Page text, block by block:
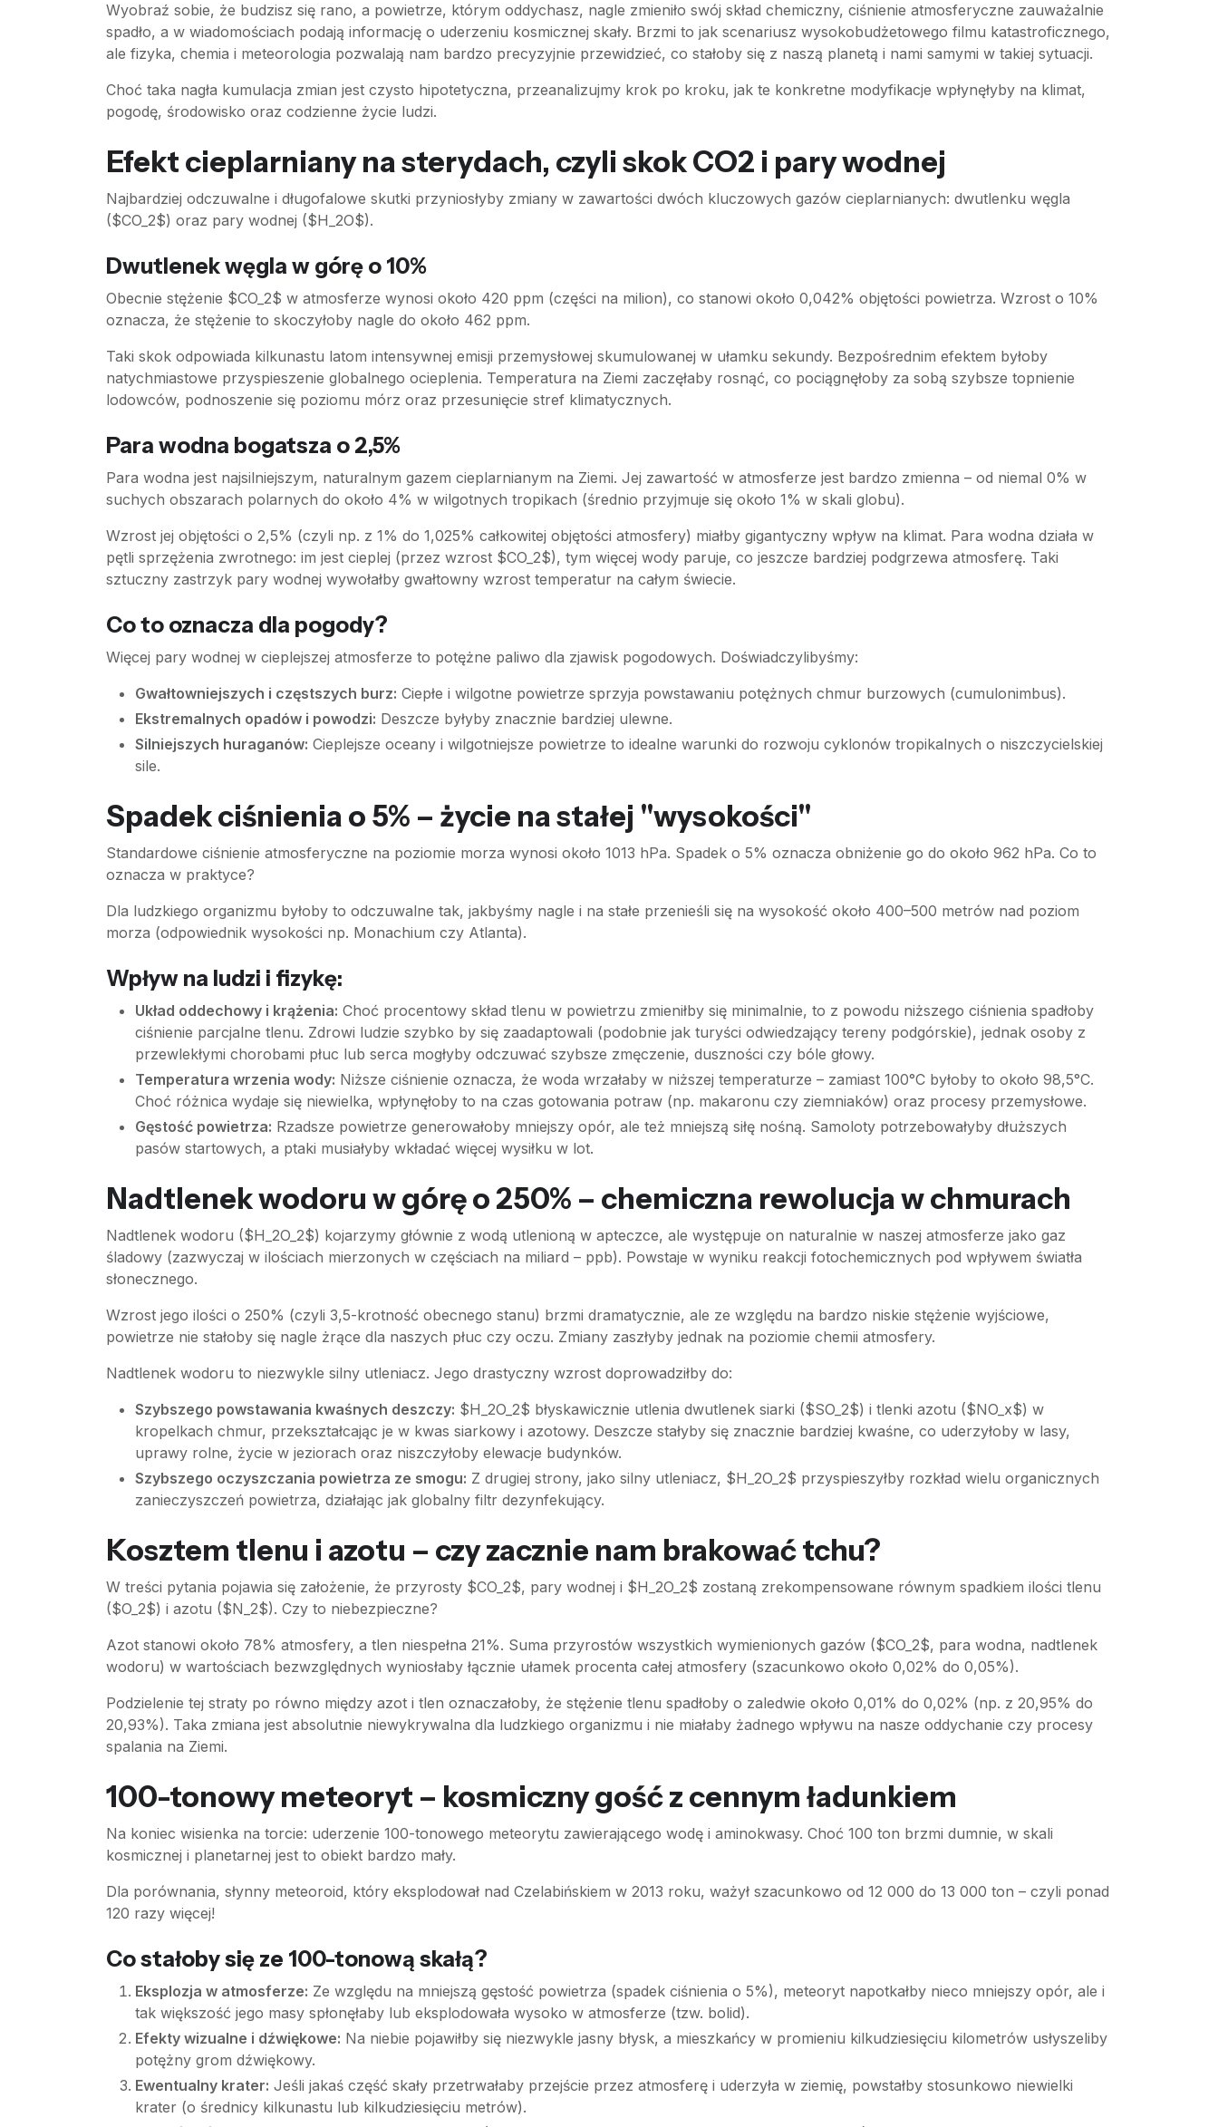
Wyobraź sobie, że budzisz się rano, a powietrze, którym oddychasz, nagle zmieniło swój skład chemiczny, ciśnienie atmosferyczne zauważalnie
spadło, a w wiadomościach podają informację o uderzeniu kosmicznej skały. Brzmi to jak scenariusz wysokobudżetowego filmu katastroficznego,
ale fizyka, chemia i meteorologia pozwalają nam bardzo precyzyjnie przewidzieć, co stałoby się z naszą planetą i nami samymi w takiej sytuacji.
Choć taka nagła kumulacja zmian jest czysto hipotetyczna, przeanalizujmy krok po kroku, jak te konkretne modyfikacje wpłynęłyby na klimat,
pogodę, środowisko oraz codzienne życie ludzi.
Efekt cieplarniany na sterydach, czyli skok CO2 i pary wodnej
Najbardziej odczuwalne i długofalowe skutki przyniosłyby zmiany w zawartości dwóch kluczowych gazów cieplarnianych: dwutlenku węgla
($CO_2$) oraz pary wodnej ($H_2O$).
Dwutlenek węgla w górę o 10%
Obecnie stężenie $CO_2$ w atmosferze wynosi około 420 ppm (części na milion), co stanowi około 0,042% objętości powietrza. Wzrost o 10%
oznacza, że stężenie to skoczyłoby nagle do około 462 ppm.
Taki skok odpowiada kilkunastu latom intensywnej emisji przemysłowej skumulowanej w ułamku sekundy. Bezpośrednim efektem byłoby
natychmiastowe przyspieszenie globalnego ocieplenia. Temperatura na Ziemi zaczęłaby rosnąć, co pociągnęłoby za sobą szybsze topnienie
lodowców, podnoszenie się poziomu mórz oraz przesunięcie stref klimatycznych.
Para wodna bogatsza o 2,5%
Para wodna jest najsilniejszym, naturalnym gazem cieplarnianym na Ziemi. Jej zawartość w atmosferze jest bardzo zmienna – od niemal 0% w
suchych obszarach polarnych do około 4% w wilgotnych tropikach (średnio przyjmuje się około 1% w skali globu).
Wzrost jej objętości o 2,5% (czyli np. z 1% do 1,025% całkowitej objętości atmosfery) miałby gigantyczny wpływ na klimat. Para wodna działa w
pętli sprzężenia zwrotnego: im jest cieplej (przez wzrost $CO_2$), tym więcej wody paruje, co jeszcze bardziej podgrzewa atmosferę. Taki
sztuczny zastrzyk pary wodnej wywołałby gwałtowny wzrost temperatur na całym świecie.
Co to oznacza dla pogody?
Więcej pary wodnej w cieplejszej atmosferze to potężne paliwo dla zjawisk pogodowych. Doświadczylibyśmy:
Gwałtowniejszych i częstszych burz: Ciepłe i wilgotne powietrze sprzyja powstawaniu potężnych chmur burzowych (cumulonimbus).
Ekstremalnych opadów i powodzi: Deszcze byłyby znacznie bardziej ulewne.
Silniejszych huraganów: Cieplejsze oceany i wilgotniejsze powietrze to idealne warunki do rozwoju cyklonów tropikalnych o niszczycielskiej
sile.
Spadek ciśnienia o 5% – życie na stałej "wysokości"
Standardowe ciśnienie atmosferyczne na poziomie morza wynosi około 1013 hPa. Spadek o 5% oznacza obniżenie go do około 962 hPa. Co to
oznacza w praktyce?
Dla ludzkiego organizmu byłoby to odczuwalne tak, jakbyśmy nagle i na stałe przenieśli się na wysokość około 400–500 metrów nad poziom
morza (odpowiednik wysokości np. Monachium czy Atlanta).
Wpływ na ludzi i fizykę:
Układ oddechowy i krążenia: Choć procentowy skład tlenu w powietrzu zmieniłby się minimalnie, to z powodu niższego ciśnienia spadłoby
ciśnienie parcjalne tlenu. Zdrowi ludzie szybko by się zaadaptowali (podobnie jak turyści odwiedzający tereny podgórskie), jednak osoby z
przewlekłymi chorobami płuc lub serca mogłyby odczuwać szybsze zmęczenie, duszności czy bóle głowy.
Temperatura wrzenia wody: Niższe ciśnienie oznacza, że woda wrzałaby w niższej temperaturze – zamiast 100°C byłoby to około 98,5°C.
Choć różnica wydaje się niewielka, wpłynęłoby to na czas gotowania potraw (np. makaronu czy ziemniaków) oraz procesy przemysłowe.
Gęstość powietrza: Rzadsze powietrze generowałoby mniejszy opór, ale też mniejszą siłę nośną. Samoloty potrzebowałyby dłuższych
pasów startowych, a ptaki musiałyby wkładać więcej wysiłku w lot.
Nadtlenek wodoru w górę o 250% – chemiczna rewolucja w chmurach
Nadtlenek wodoru ($H_2O_2$) kojarzymy głównie z wodą utlenioną w apteczce, ale występuje on naturalnie w naszej atmosferze jako gaz
śladowy (zazwyczaj w ilościach mierzonych w częściach na miliard – ppb). Powstaje w wyniku reakcji fotochemicznych pod wpływem światła
słonecznego.
Wzrost jego ilości o 250% (czyli 3,5-krotność obecnego stanu) brzmi dramatycznie, ale ze względu na bardzo niskie stężenie wyjściowe,
powietrze nie stałoby się nagle żrące dla naszych płuc czy oczu. Zmiany zaszłyby jednak na poziomie chemii atmosfery.
Nadtlenek wodoru to niezwykle silny utleniacz. Jego drastyczny wzrost doprowadziłby do:
Szybszego powstawania kwaśnych deszczy: $H_2O_2$ błyskawicznie utlenia dwutlenek siarki ($SO_2$) i tlenki azotu ($NO_x$) w
kropelkach chmur, przekształcając je w kwas siarkowy i azotowy. Deszcze stałyby się znacznie bardziej kwaśne, co uderzyłoby w lasy,
uprawy rolne, życie w jeziorach oraz niszczyłoby elewacje budynków.
Szybszego oczyszczania powietrza ze smogu: Z drugiej strony, jako silny utleniacz, $H_2O_2$ przyspieszyłby rozkład wielu organicznych
zanieczyszczeń powietrza, działając jak globalny filtr dezynfekujący.
Kosztem tlenu i azotu – czy zacznie nam brakować tchu?
W treści pytania pojawia się założenie, że przyrosty $CO_2$, pary wodnej i $H_2O_2$ zostaną zrekompensowane równym spadkiem ilości tlenu
($O_2$) i azotu ($N_2$). Czy to niebezpieczne?
Azot stanowi około 78% atmosfery, a tlen niespełna 21%. Suma przyrostów wszystkich wymienionych gazów ($CO_2$, para wodna, nadtlenek
wodoru) w wartościach bezwzględnych wyniosłaby łącznie ułamek procenta całej atmosfery (szacunkowo około 0,02% do 0,05%).
Podzielenie tej straty po równo między azot i tlen oznaczałoby, że stężenie tlenu spadłoby o zaledwie około 0,01% do 0,02% (np. z 20,95% do
20,93%). Taka zmiana jest absolutnie niewykrywalna dla ludzkiego organizmu i nie miałaby żadnego wpływu na nasze oddychanie czy procesy
spalania na Ziemi.
100-tonowy meteoryt – kosmiczny gość z cennym ładunkiem
Na koniec wisienka na torcie: uderzenie 100-tonowego meteorytu zawierającego wodę i aminokwasy. Choć 100 ton brzmi dumnie, w skali
kosmicznej i planetarnej jest to obiekt bardzo mały.
Dla porównania, słynny meteoroid, który eksplodował nad Czelabińskiem w 2013 roku, ważył szacunkowo od 12 000 do 13 000 ton – czyli ponad
120 razy więcej!
Co stałoby się ze 100-tonową skałą?
Eksplozja w atmosferze: Ze względu na mniejszą gęstość powietrza (spadek ciśnienia o 5%), meteoryt napotkałby nieco mniejszy opór, ale i
tak większość jego masy spłonęłaby lub eksplodowała wysoko w atmosferze (tzw. bolid).
Efekty wizualne i dźwiękowe: Na niebie pojawiłby się niezwykle jasny błysk, a mieszkańcy w promieniu kilkudziesięciu kilometrów usłyszeliby
potężny grom dźwiękowy.
Ewentualny krater: Jeśli jakaś część skały przetrwałaby przejście przez atmosferę i uderzyła w ziemię, powstałby stosunkowo niewielki
krater (o średnicy kilkunastu lub kilkudziesięciu metrów).